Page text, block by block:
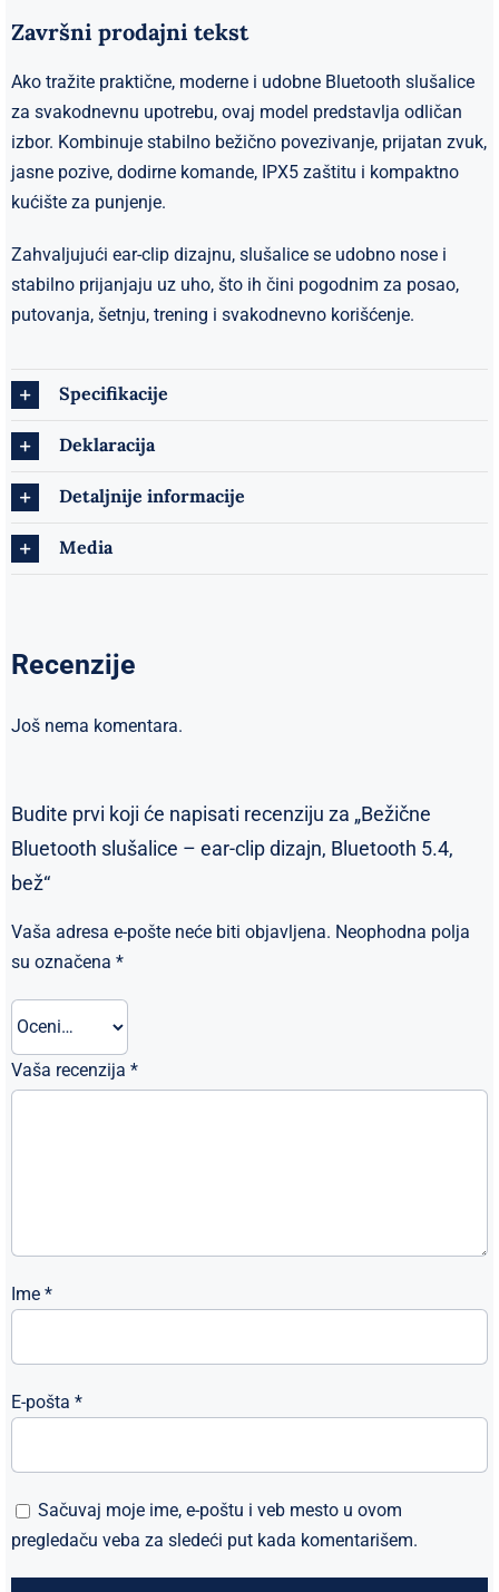
Završni prodajni tekst
Ako tražite praktične, moderne i udobne Bluetooth slušalice
za svakodnevnu upotrebu, ovaj model predstavlja odličan
izbor. Kombinuje stabilno bežično povezivanje, prijatan zvuk,
jasne pozive, dodirne komande, IPX5 zaštitu i kompaktno
kućište za punjenje.
Zahvaljujući ear-clip dizajnu, slušalice se udobno nose i
stabilno prijanjaju uz uho, što ih čini pogodnim za posao,
putovanja, šetnju, trening i svakodnevno korišćenje.
Specifikacije
Deklaracija
Detaljnije informacije
Media
Recenzije
Još nema komentara.
Budite prvi koji će napisati recenziju za „Bežične
Bluetooth slušalice – ear-clip dizajn, Bluetooth 5.4,
bež“
Vaša adresa e-pošte neće biti objavljena. Neophodna polja
su označena *
Vaša recenzija *
Ime *
E-pošta *
Sačuvaj moje ime, e-poštu i veb mesto u ovom
pregledaču veba za sledeći put kada komentarišem.